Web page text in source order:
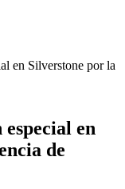
en Silverstone por la
en
de